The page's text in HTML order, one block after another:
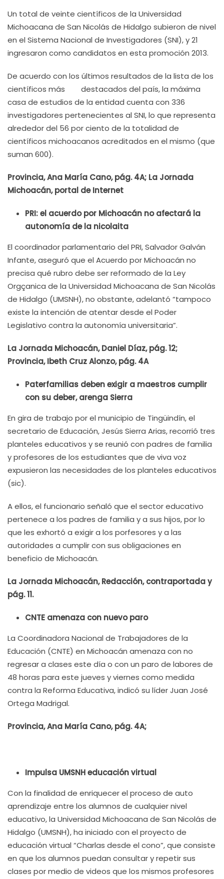
Un total de veinte científicos de la Universidad
Michoacana de San Nicolás de Hidalgo subieron de nivel
en el Sistema Nacional de Investigadores (SNI), y 21
ingresaron como candidatos en esta promoción 2013.
De acuerdo con los últimos resultados de la lista de los
científicos más destacados del país, la máxima
casa de estudios de la entidad cuenta con 336
investigadores pertenecientes al SNI, lo que representa
alrededor del 56 por ciento de la totalidad de
científicos michoacanos acreditados en el mismo (que
suman 600).
Provincia, Ana María Cano, pág. 4A; La Jornada
Michoacán, portal de Internet
PRI: el acuerdo por Michoacán no afectará la
autonomía de la nicolaita
El coordinador parlamentario del PRI, Salvador Galván
Infante, aseguró que el Acuerdo por Michoacán no
precisa qué rubro debe ser reformado de la Ley
Orgçanica de la Universidad Michoacana de San Nicolás
de Hidalgo (UMSNH), no obstante, adelantó “tampoco
existe la intención de atentar desde el Poder
Legislativo contra la autonomía universitaria”.
La Jornada Michoacán, Daniel Díaz, pág. 12;
Provincia, Ibeth Cruz Alonzo, pág. 4A
Paterfamilias deben exigir a maestros cumplir
con su deber, arenga Sierra
En gira de trabajo por el municipio de Tingüindín, el
secretario de Educación, Jesús Sierra Arias, recorrió tres
planteles educativos y se reunió con padres de familia
y profesores de los estudiantes que de viva voz
expusieron las necesidades de los planteles educativos
(sic).
A ellos, el funcionario señaló que el sector educativo
pertenece a los padres de familia y a sus hijos, por lo
que les exhortó a exigir a los porfesores y a las
autoridades a cumplir con sus obligaciones en
beneficio de Michoacán.
La Jornada Michoacán, Redacción, contraportada y
pág. 11.
CNTE amenaza con nuevo paro
La Coordinadora Nacional de Trabajadores de la
Educación (CNTE) en Michoacán amenaza con no
regresar a clases este día o con un paro de labores de
48 horas para este jueves y viernes como medida
contra la Reforma Educativa, indicó su líder Juan José
Ortega Madrigal.
Provincia, Ana María Cano, pág. 4A;
Impulsa UMSNH educación virtual
Con la finalidad de enriquecer el proceso de auto
aprendizaje entre los alumnos de cualquier nivel
educativo, la Universidad Michoacana de San Nicolás de
Hidalgo (UMSNH), ha iniciado con el proyecto de
educación virtual “Charlas desde el cono”, que consiste
en que los alumnos puedan consultar y repetir sus
clases por medio de videos que los mismos profesores